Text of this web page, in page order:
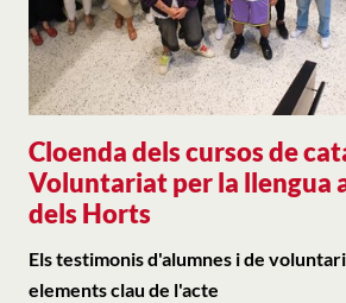
Cloenda dels cursos de
Voluntariat per la llengua
dels Horts
Els testimonis d'alumnes i de
elements clau de l'acte